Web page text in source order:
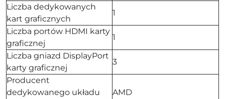
Liczba dedykowanych
kart graficznych
1
Liczba portów HDMI karty
graficznej
1
Liczba gniazd DisplayPort
karty graficznej
3
Producent
dedykowanego układu
AMD